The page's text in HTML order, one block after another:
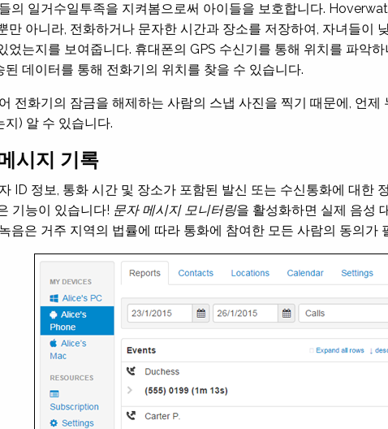
의 일거수일투족을 지켜봄으로써 아이들을 보호합니다.
만 아니라, 전화하거나 문자한 시간과 장소를 저장하여, 자녀들이
었는지를 보여줍니다. 휴대폰의 GPS 수신기를 통해 위치를 파악
된 데이터를 통해 전화기의 위치를 찾을 수 있습니다.
전화기의 잠금을 해제하는 사람의 스냅 사진을 찍기 때문에, 언
) 알 수 있습니다.
시지 기록
ID 정보, 통화 시간 및 장소가 포함된 발신 또는 수신통화에 대한
기능이 있습니다! 문자 메시지 모니터링을 활성화하면 실제 음성
음은 거주 지역의 법률에 따라 통화에 참여한 모든 사람의 동의가